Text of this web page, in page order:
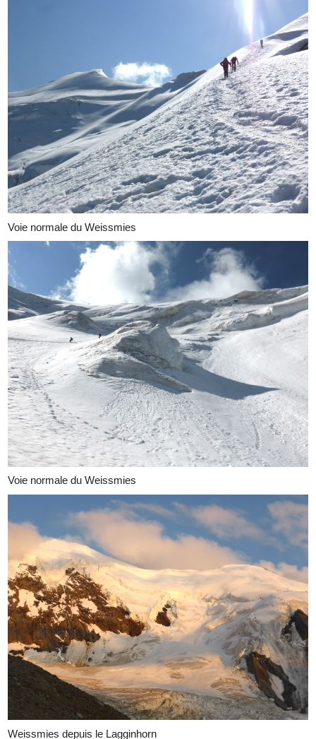
Voie normale du Weissmies
Voie normale du Weissmies
Weissmies depuis le Lagginhorn